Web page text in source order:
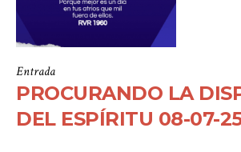
Entrada
PROCURANDO LA
DEL ESPÍRITU 08-07-